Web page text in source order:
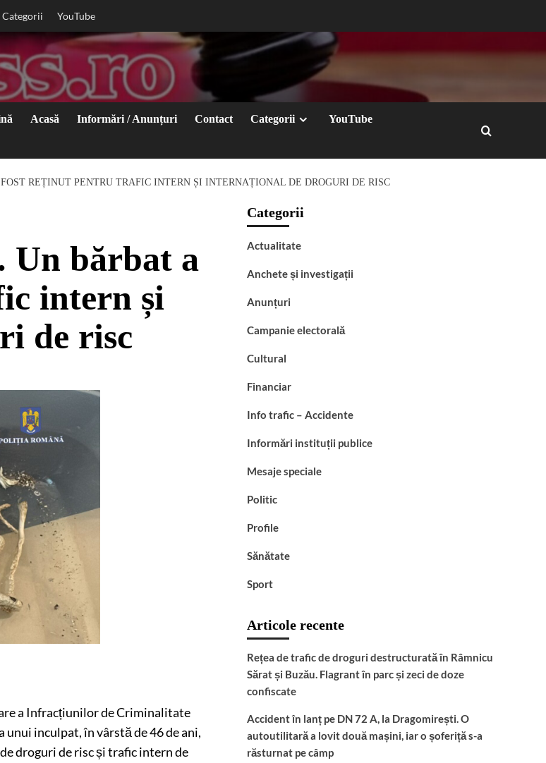
Categorii YouTube
Acasă Informări / Anunțuri Contact Categorii YouTube
REȚINUT PENTRU TRAFIC INTERN ȘI INTERNAȚIONAL DE DROGURI DE RISC
Un bărbat a
intern și
de risc
a Infracțiunilor de Criminalitate
inculpat, în vârstă de 46 de ani,
droguri de risc și trafic intern de
Categorii
Actualitate
Anchete și investigații
Anunțuri
Campanie electorală
Cultural
Financiar
Info trafic – Accidente
Informări instituții publice
Mesaje speciale
Politic
Profile
Sănătate
Sport
Articole recente
Rețea de trafic de droguri destructurată în Râmnicu
Sărat și Buzău. Flagrant în parc și zeci de doze
confiscate
Accident în lanț pe DN 72 A, la Dragomirești. O
autoutilitară a lovit două mașini, iar o șoferiță s-a
răsturnat pe câmp